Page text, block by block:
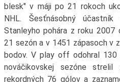
blesk" v máji po 21 rokoch
NHL. Šesťnásobný
Stanleyho pohára z roku 2007
21 sezón a v 1451 zápasoch v
bodov. V play off odohral
nováčikovskej sezóne
rekordných 76 gólov a